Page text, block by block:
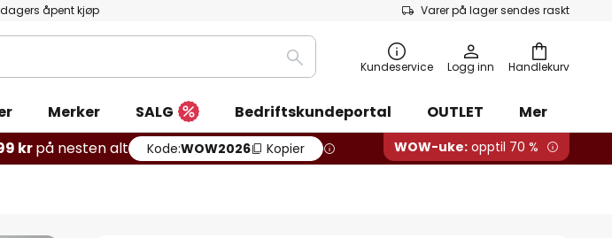
åpent kjøp Varer på lager sendes raskt
Handlekurv
Søk Kundeservice Logg inn
Merker SALG Bedriftskundeportal OUTLET
Mer
krpå nesten alt Kode:WOW2026 Kopier WOW-uke: opptil 70 %